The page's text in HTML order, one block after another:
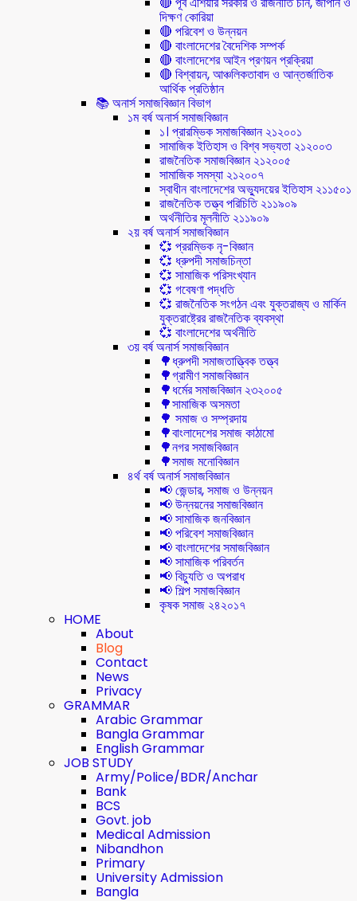
দিক্ষণ কোরিয়া
🔴 পরিবেশ ও উন্নয়ন
🔴 বাংলাদেশের বৈদেশিক সম্পর্ক
🔴 বাংলাদেশের আইন প্রণয়ন প্রক্রিয়া
🔴 বিশ্বায়ন, আঞ্চলিকতাবাদ ও আন্তর্জাতিক
আর্থিক প্রতিষ্ঠান
📚 অনার্স সমাজবিজ্ঞান বিভাগ
১ম বর্ষ অনার্স সমাজবিজ্ঞান
১। প্রারম্ভিক সমাজবিজ্ঞান ২১২০০১
সামাজিক ইতিহাস ও বিশ্ব সভ্যতা ২১২০০৩
রাজনৈতিক সমাজবিজ্ঞান ২১২০০৫
সামাজিক সমস্যা ২১২০০৭
স্বাধীন বাংলাদেশের অভ্যুদয়ের ইতিহাস ২১১৫০১
রাজনৈতিক তত্ত্ব পরিচিতি ২১১৯০৯
অর্থনীতির মূলনীতি ২১১৯০৯
২য় বর্ষ অনার্স সমাজবিজ্ঞান
💞 প্ররম্ভিক নৃ-বিজ্ঞান
💞 ধ্রুপদী সমাজচিন্তা
💞 সামাজিক পরিসংখ্যান
💞 গবেষণা পদ্ধতি
💞 রাজনৈতিক সংগঠন এবং যুক্তরাজ্য ও মার্কিন
যুক্তরাষ্ট্রের রাজনৈতিক ব্যবস্থা
💞 বাংলাদেশের অর্থনীতি
৩য় বর্ষ অনার্স সমাজবিজ্ঞান
🌳ধ্রুপদী সমাজতাত্ত্বিক তত্ত্ব
🌳গ্রামীণ সমাজবিজ্ঞান
🌳ধর্মের সমাজবিজ্ঞান ২৩২০০৫
🌳সামাজিক অসমতা
🌳 সমাজ ও সম্প্রদায়
🌳বাংলাদেশের সমাজ কাঠামো
🌳নগর সমাজবিজ্ঞান
🌳সমাজ মনোবিজ্ঞান
৪র্থ বর্ষ অনার্স সমাজবিজ্ঞান
📢 জেন্ডার, সমাজ ও উন্নয়ন
📢 উন্নয়নের সমাজবিজ্ঞান
📢 সামাজিক জনবিজ্ঞান
📢 পরিবেশ সমাজবিজ্ঞান
📢 বাংলাদেশের সমাজবিজ্ঞান
📢 সামাজিক পরিবর্তন
📢 বিচ্যুতি ও অপরাধ
📢 শিল্প সমাজবিজ্ঞান
কৃষক সমাজ ২৪২০১৭
HOME
About
Blog
Contact
News
Privacy
GRAMMAR
Arabic Grammar
Bangla Grammar
English Grammar
JOB STUDY
Army/Police/BDR/Anchar
Bank
BCS
Govt. job
Medical Admission
Nibandhon
Primary
University Admission
Bangla